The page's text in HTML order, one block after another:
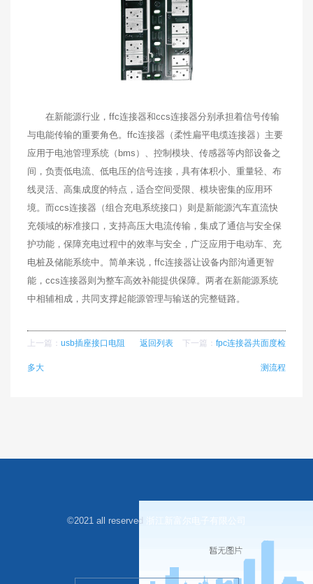
在新能源行业，ffc连接器和ccs连接器分别承担着信号传输
与电能传输的重要角色。ffc连接器（柔性扁平电缆连接器）主要
应用于电池管理系统（bms）、控制模块、传感器等内部设备之
间，负责低电流、低电压的信号连接，具有体积小、重量轻、布
线灵活、高集成度的特点，适合空间受限、模块密集的应用环
境。而ccs连接器（组合充电系统接口）则是新能源汽车直流快
充领域的标准接口，支持高压大电流传输，集成了通信与安全保
护功能，保障充电过程中的效率与安全，广泛应用于电动车、充
电桩及储能系统中。简单来说，ffc连接器让设备内部沟通更智
能，ccs连接器则为整车高效补能提供保障。两者在新能源系统
中相辅相成，共同支撑起能源管理与输送的完整链路。
上一篇： usb插座接口电阻
多大
下一篇： fpc连接器共面度检
测流程
返回列表
©2021 all reserved 浙江新富尔电子有限公司